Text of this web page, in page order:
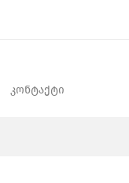
კონტაქტი